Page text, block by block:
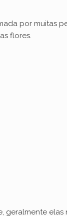
por muitas
flores.
geralmente